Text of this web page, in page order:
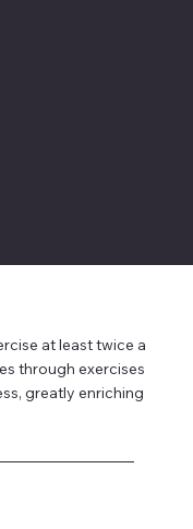
at least twice a
through exercises
greatly enriching